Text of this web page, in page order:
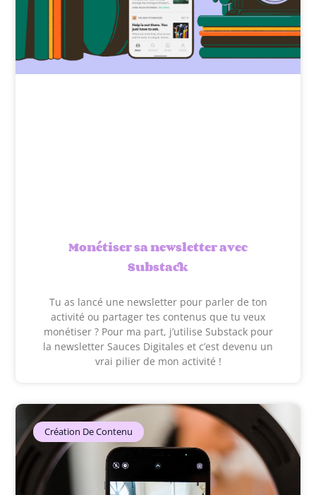
Monétiser sa newsletter avec
Substack
Tu as lancé une newsletter pour parler de ton
activité ou partager tes contenus que tu veux
monétiser ? Pour ma part, j’utilise Substack pour
la newsletter Sauces Digitales et c’est devenu un
vrai pilier de mon activité !
Création De Contenu